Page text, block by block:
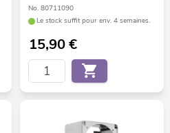
No. 80711090
Le stock suffit pour env. 4 semaines.
15,90€